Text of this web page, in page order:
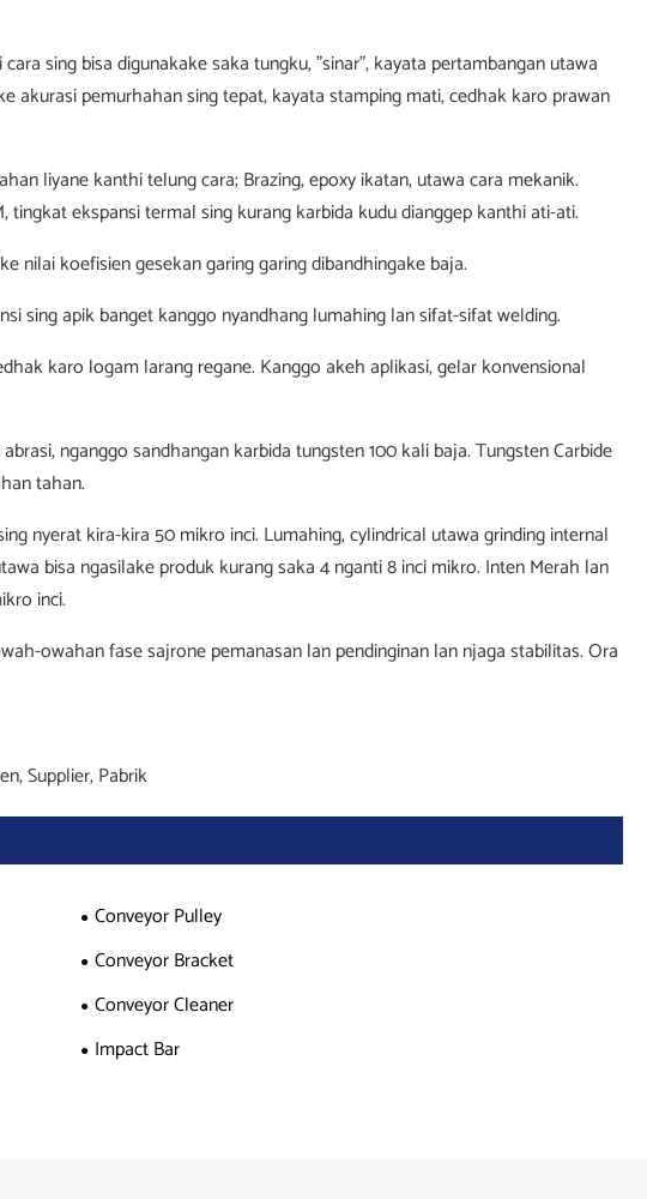
sing bisa digunakake saka tungku, "sinar", kayata pertambangan utawa
akurasi pemurhahan sing tepat, kayata stamping mati, cedhak karo prawan
liyane kanthi telung cara; Brazing, epoxy ikatan, utawa cara mekanik.
ekspansi termal sing kurang karbida kudu dianggep kanthi ati-ati.
nilai koefisien gesekan garing garing dibandhingake baja.
sing apik banget kanggo nyandhang lumahing lan sifat-sifat welding.
karo logam larang regane. Kanggo akeh aplikasi, gelar konvensional
nganggo sandhangan karbida tungsten 100 kali baja. Tungsten Carbide
tahan.
nyerat kira-kira 50 mikro inci. Lumahing, cylindrical utawa grinding internal
bisa ngasilake produk kurang saka 4 nganti 8 inci mikro. Inten Merah lan
inci.
owahan fase sajrone pemanasan lan pendinginan lan njaga stabilitas. Ora
Supplier, Pabrik
Conveyor Pulley
Conveyor Bracket
Conveyor Cleaner
Impact Bar